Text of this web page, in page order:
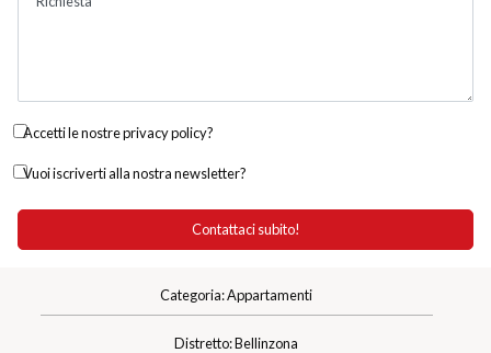
Accetti le nostre privacy policy?
Vuoi iscriverti alla nostra newsletter?
Categoria: Appartamenti
Distretto: Bellinzona